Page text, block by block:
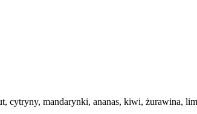
cytryny, mandarynki, ananas, kiwi, żurawina,